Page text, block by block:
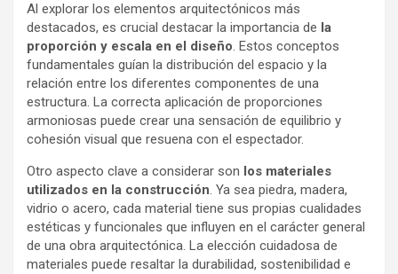
Al explorar los elementos arquitectónicos más
destacados, es crucial destacar la importancia de la
proporción y escala en el diseño. Estos conceptos
fundamentales guían la distribución del espacio y la
relación entre los diferentes componentes de una
estructura. La correcta aplicación de proporciones
armoniosas puede crear una sensación de equilibrio y
cohesión visual que resuena con el espectador.
Otro aspecto clave a considerar son los materiales
utilizados en la construcción. Ya sea piedra, madera,
vidrio o acero, cada material tiene sus propias cualidades
estéticas y funcionales que influyen en el carácter general
de una obra arquitectónica. La elección cuidadosa de
materiales puede resaltar la durabilidad, sostenibilidad e